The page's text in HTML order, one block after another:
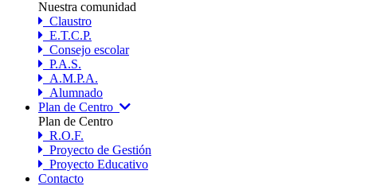
Nuestra comunidad
Claustro
E.T.C.P.
Consejo escolar
P.A.S.
A.M.P.A.
Alumnado
Plan de Centro
Plan de Centro
R.O.F.
Proyecto de Gestión
Proyecto Educativo
Contacto